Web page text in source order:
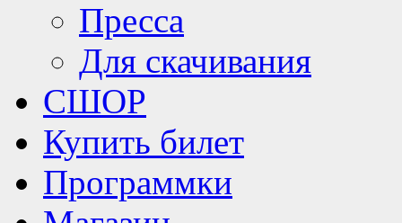
Пресса
Для скачивания
СШОР
Купить билет
Программки